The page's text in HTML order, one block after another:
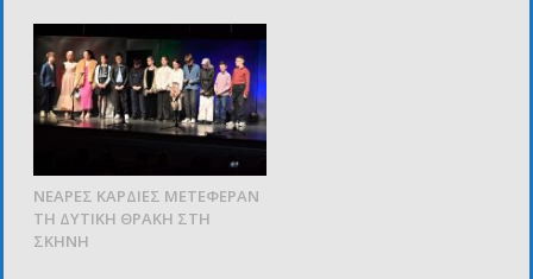
ΝΕΑΡΕΣ ΚΑΡΔΙΕΣ ΜΕΤΕΦΕΡΑΝ
ΤΗ ΔΥΤΙΚΗ ΘΡΑΚΗ ΣΤΗ
ΣΚΗΝΗ